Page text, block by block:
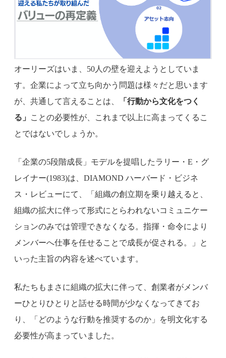
オーリーズはいま、50人の壁を迎えようとしていま
す。企業によって立ち向かう問題は様々だと思います
が、共通して言えることは、
「行動から文化をつく
る」
ことの必要性が、これまで以上に高まってくるこ
とではないでしょうか。
「企業の5段階成長」モデルを提唱したラリー・E・グ
レイナー(1983)は、DIAMOND ハーバード・ビジネ
ス・レビューにて、「組織の創立期を乗り越えると、
組織の拡大に伴って形式にとらわれないコミュニケー
ションのみでは管理できなくなる。指揮・命令により
メンバーへ仕事を任せることで成長が促される。」と
いった主旨の内容を述べています。
私たちもまさに組織の拡大に伴って、創業者がメンバ
ーひとりひとりと話せる時間が少なくなってきてお
り、「どのような行動を推奨するのか」を明文化する
必要性が高まっていました。